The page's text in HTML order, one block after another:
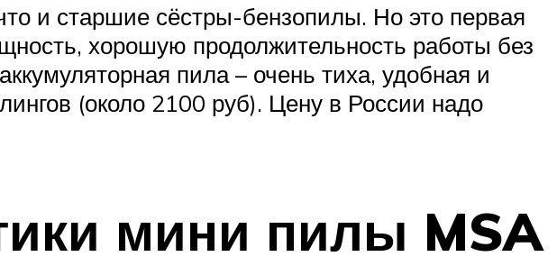
и старшие сёстры-бензопилы. Но это первая
хорошую продолжительность работы без
пила – очень тиха, удобная и
(около 2100 руб). Цену в России надо
мини пилы MSA